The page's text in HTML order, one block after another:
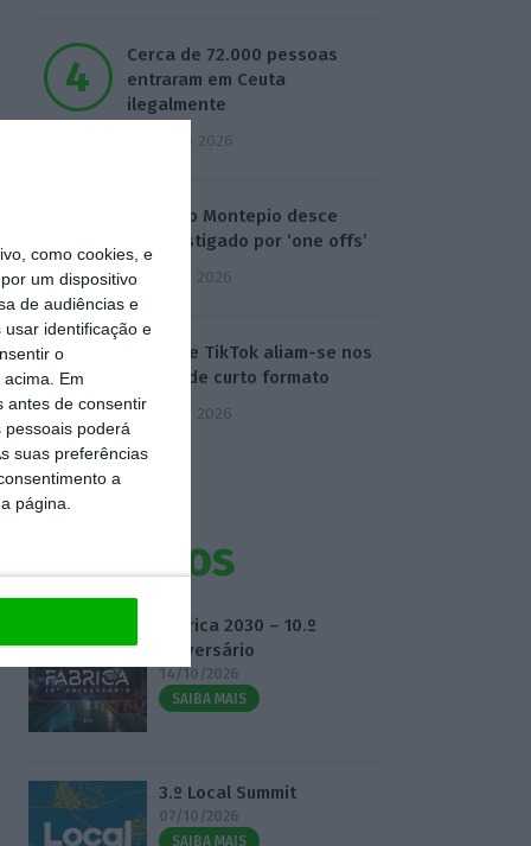
como cookies, e
um dispositivo
de audiências e
identificação e
o
Em
antes de consentir
poderá
suas preferências
a
página.
Cerca de 72.000 pessoas
entraram em Ceuta
ilegalmente
4 Agosto 2026
Lucro do Montepio desce
17% castigado por ‘one offs’
5 Agosto 2026
Disney e TikTok aliam-se nos
vídeos de curto formato
5 Agosto 2026
Eventos
Fábrica 2030 – 10.º
Aniversário
14/10/2026
SAIBA MAIS
3.º Local Summit
07/10/2026
SAIBA MAIS